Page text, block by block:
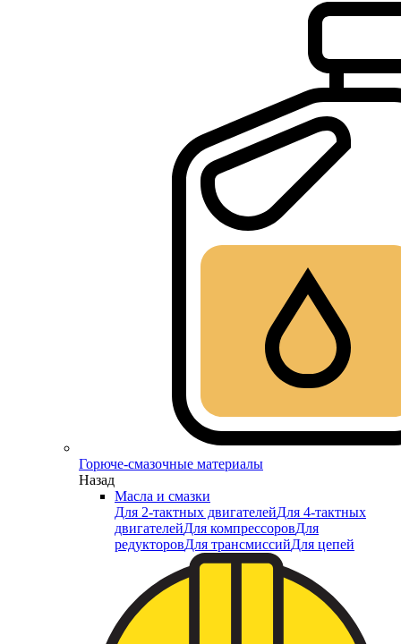
Горюче-смазочные материалы
Назад
Масла и смазки
Для 2-тактных двигателейДля 4-тактных
двигателейДля компрессоровДля
редукторовДля трансмиссийДля цепей